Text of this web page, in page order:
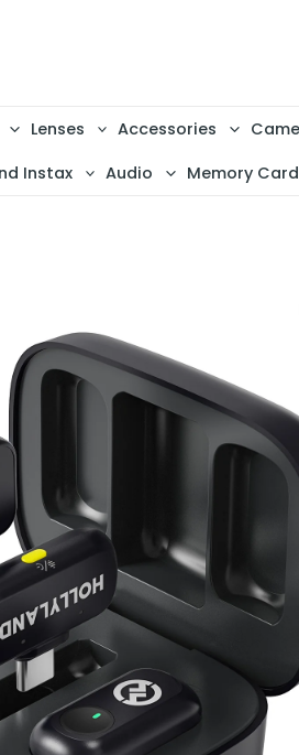
Accessories
Lenses
Memory
Audio
Instax